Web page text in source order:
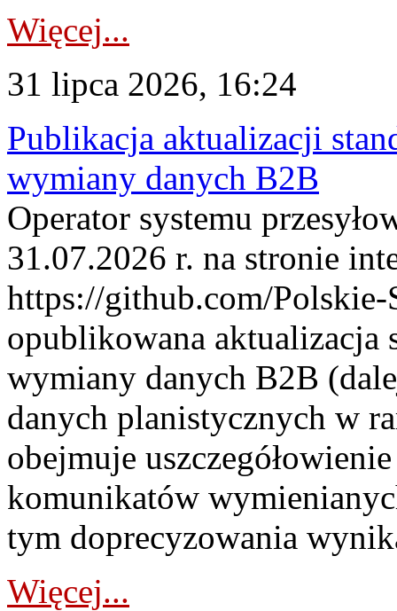
Więcej...
31 lipca 2026, 16:24
Publikacja aktualizacji
wymiany danych B2B
Operator systemu
31.07.2026 r. na stronie
https://github.com/Polskie-
opublikowana aktualizacja
wymiany danych B2B
danych planistycznych w
obejmuje
komunikatów
tym doprecyzowania
Więcej...